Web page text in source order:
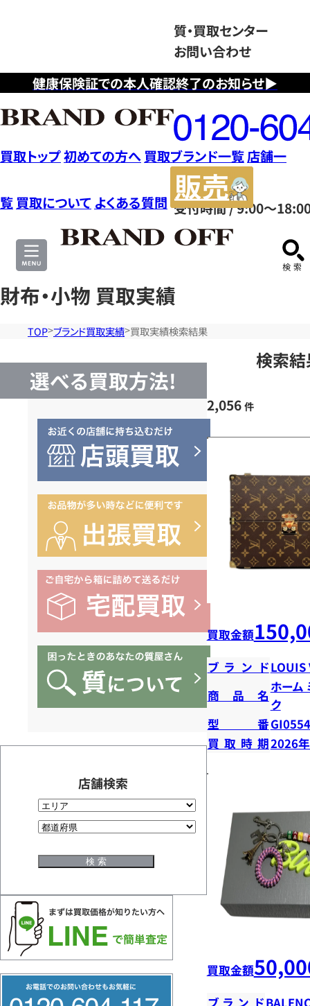
健康保険証での本人確認終了のお知らせ▶
質・買取センター
お問い合わせ
フ
リ
ー
ダ
イ
ヤ
ル
0120604117
受付時間 / 9:00～
買取トップ初めての方へ 買取ブランド一覧店舗一
覧 買取について よくある質問
サ
財布・小物 買取実績
TOP ブランド買取実績 買取実績検索結果
選べる買取方法!
店舗検索
検索
2,056 件
買取金額
ブランドLOUIS
商品名
ホーム
ク
型番GI0554
買取時期2026
買取金額